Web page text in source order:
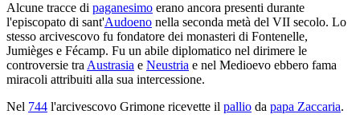
Alcune tracce di paganesimo erano ancora presenti durante
l'episcopato di sant'Audoeno nella seconda metà del VII secolo. Lo
stesso arcivescovo fu fondatore dei monasteri di Fontenelle,
Jumièges e Fécamp. Fu un abile diplomatico nel dirimere le
controversie tra Austrasia e Neustria e nel Medioevo ebbero fama
miracoli attribuiti alla sua intercessione.
Nel 744 l'arcivescovo Grimone ricevette il pallio da papa Zaccaria.